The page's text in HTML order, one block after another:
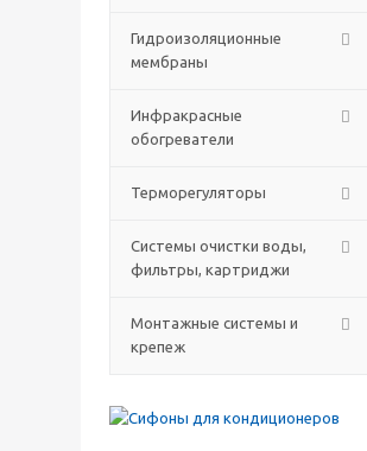
Гидроизоляционные
мембраны
Инфракрасные
обогреватели
Терморегуляторы
Системы очистки воды,
фильтры, картриджи
Монтажные системы и
крепеж